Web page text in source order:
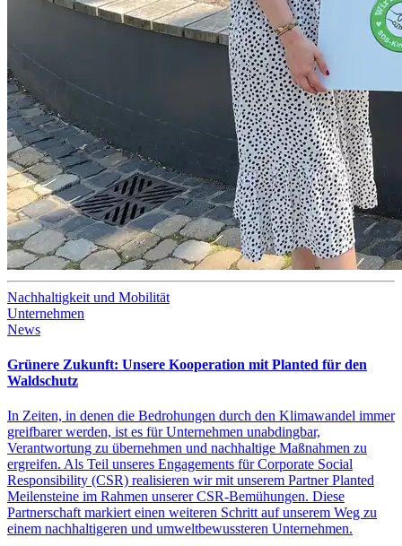
Nachhaltigkeit und Mobilität
Unternehmen
News
Grünere Zukunft: Unsere Kooperation mit Planted für den
Waldschutz
In Zeiten, in denen die Bedrohungen durch den Klimawandel immer
greifbarer werden, ist es für Unternehmen unabdingbar,
Verantwortung zu übernehmen und nachhaltige Maßnahmen zu
ergreifen. Als Teil unseres Engagements für Corporate Social
Responsibility (CSR) realisieren wir mit unserem Partner Planted
Meilensteine im Rahmen unserer CSR-Bemühungen. Diese
Partnerschaft markiert einen weiteren Schritt auf unserem Weg zu
einem nachhaltigeren und umweltbewussteren Unternehmen.